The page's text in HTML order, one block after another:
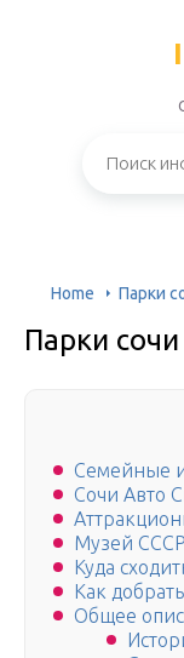
Home Парки
Парки сочи
Семейные
Сочи Авто
Музей СССР
Куда
Как
Общее